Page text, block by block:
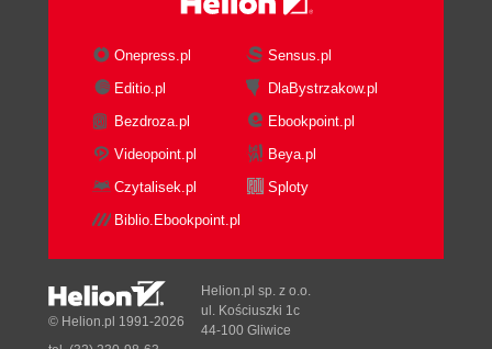
Onepress.pl
Sensus.pl
Editio.pl
DlaBystrzakow.pl
Bezdroza.pl
Ebookpoint.pl
Videopoint.pl
Beya.pl
Czytalisek.pl
Sploty
Biblio.Ebookpoint.pl
© Helion.pl 1991-2026
Helion.pl sp. z o.o.
ul. Kościuszki 1c
44-100 Gliwice